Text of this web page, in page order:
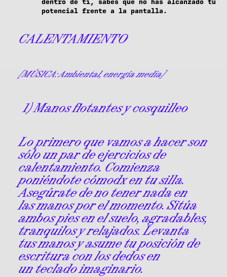
dentro de ti, sabes que no has alcanzado tu
potencial frente a la pantalla.
CALENTAMIENTO
[MÚSICA: Ambiental, energía media]
1) Manos flotantes y cosquilleo
Lo primero que vamos a hacer son
sólo un par de ejercicios de
calentamiento. Comienza
poniéndote cómodx en tu silla.
Asegúrate de no tener nada en
las manos por el momento. Sitúa
ambos pies en el suelo, agradables,
tranquilos y relajados. Levanta
tus manos y asume tu posición de
escritura con los dedos en
un teclado imaginario.